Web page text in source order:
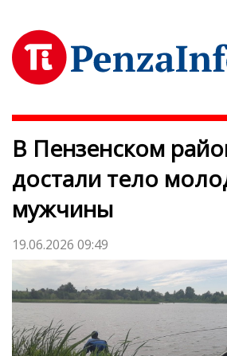
В Пензенском
достали тело
мужчины
19.06.2026 09:49